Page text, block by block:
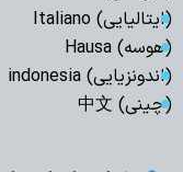
(ایتالیایی) Italiano
(هوسه) Hausa
(اندونزیایی) indonesia
(چینی) 中文